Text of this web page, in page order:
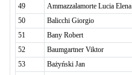
49
Ammazzalamorte Lucia Elena
50
Balicchi Giorgio
51
Bany Robert
52
Baumgartner Viktor
53
Bażyński Jan